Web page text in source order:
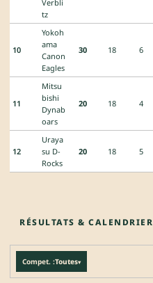
Verbli
tz
10
Yokoh
ama
Canon
Eagles
30 18 6
11
Mitsu
bishi
Dynab
oars
20 18 4
12
Uraya
su D-
Rocks
20 18 5
RÉSULTATS & CALENDRIER
Compet. :Toutes▾